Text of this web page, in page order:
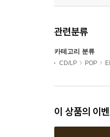
관련분류
카테고리 분류
CD/LP POP
이 상품의 이